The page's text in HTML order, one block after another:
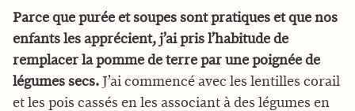
Parce que purée et soupes sont pratiques et que nos
enfants les apprécient, j’ai pris l’habitude de
remplacer la pomme de terre par une poignée de
légumes secs. J’ai commencé avec les lentilles corail
et les pois cassés en les associant à des légumes en